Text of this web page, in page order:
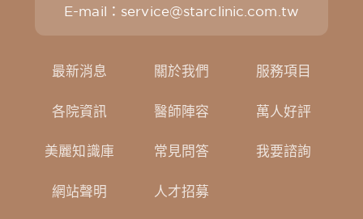
E-mail： service@starclinic.com.tw
最新消息 關於我們 服務項目
各院資訊 醫師陣容 萬人好評
美麗知識庫 常見問答 我要諮詢
網站聲明 人才招募